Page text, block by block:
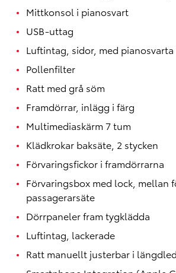
Mittkonsol i pianosvart
USB-uttag
Luftintag, sidor, med
Pollenfilter
Ratt med grå söm
Framdörrar, inlägg i färg
Multimediaskärm 7 tum
Klädkrokar baksäte, 2 stycken
Förvaringsfickor i framdörrarna
Förvaringsbox med lock, mellan
passagerarsäte
Dörrpaneler fram tygklädda
Luftintag, lackerade
Ratt manuellt justerbar i längdled